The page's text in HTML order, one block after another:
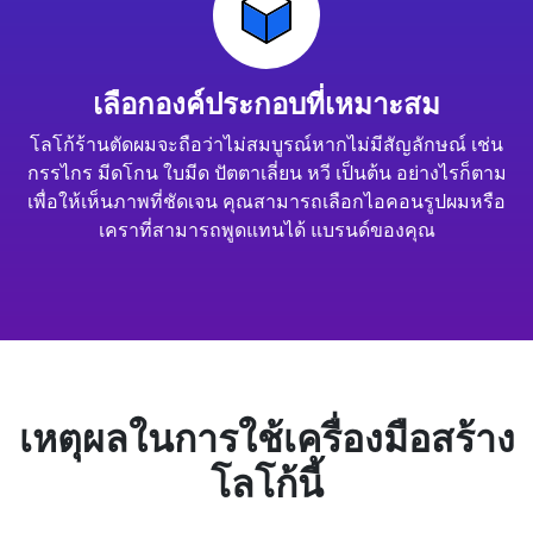
เลือกองค์ประกอบที่เหมาะสม
โลโก้ร้านตัดผมจะถือว่าไม่สมบูรณ์หากไม่มีสัญลักษณ์ เช่น
กรรไกร มีดโกน ใบมีด ปัตตาเลี่ยน หวี เป็นต้น อย่างไรก็ตาม
เพื่อให้เห็นภาพที่ชัดเจน คุณสามารถเลือกไอคอนรูปผมหรือ
เคราที่สามารถพูดแทนได้ แบรนด์ของคุณ
เหตุผลในการใช้เครื่องมือสร้าง
โลโก้นี้